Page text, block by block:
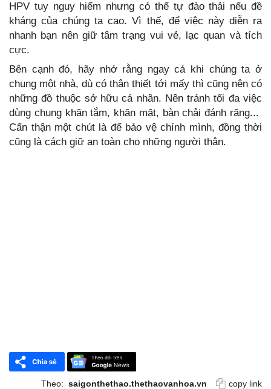
HPV tuy nguy hiểm nhưng có thể tự đào thải nếu đề
kháng của chúng ta cao. Vì thế, để việc này diễn ra
nhanh bạn nên giữ tâm trạng vui vẻ, lạc quan và tích
cực.
Bên cạnh đó, hãy nhớ rằng ngay cả khi chúng ta ở
chung một nhà, dù có thân thiết tới mấy thì cũng nên có
những đồ thuộc sở hữu cá nhân. Nên tránh tối đa việc
dùng chung khăn tắm, khăn mặt, bàn chải đánh răng...
Cẩn thận một chút là để bảo vệ chính mình, đồng thời
cũng là cách giữ an toàn cho những người thân.
Theo: saigonthethao.thethaovanhoa.vn copy link